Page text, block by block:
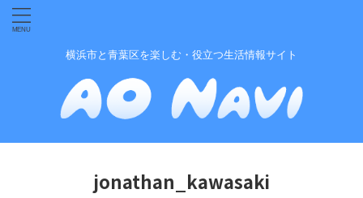
横浜市と青葉区を楽しむ・役立つ生活情報サイト
jonathan_kawasaki